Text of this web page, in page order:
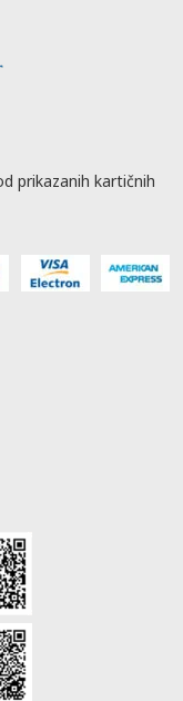
prikazanih kartičnih